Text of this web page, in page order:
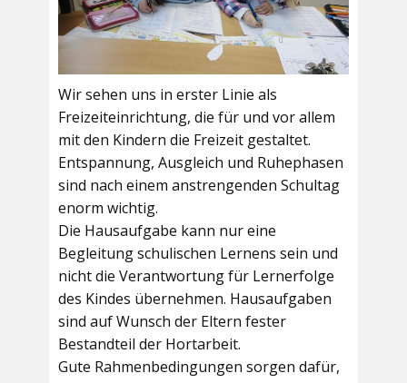
Wir sehen uns in erster Linie als
Freizeiteinrichtung, die für und vor allem
mit den Kindern die Freizeit gestaltet.
Entspannung, Ausgleich und Ruhephasen
sind nach einem anstrengenden Schultag
enorm wichtig.
Die Hausaufgabe kann nur eine
Begleitung schulischen Lernens sein und
nicht die Verantwortung für Lernerfolge
des Kindes übernehmen. Hausaufgaben
sind auf Wunsch der Eltern fester
Bestandteil der Hortarbeit.
Gute Rahmenbedingungen sorgen dafür,